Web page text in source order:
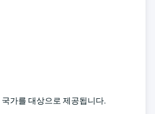
가를 대상으로 제공됩니다.